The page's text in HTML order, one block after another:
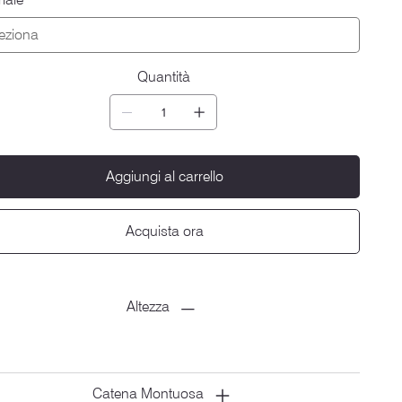
Quantità
Aggiungi al carrello
Acquista ora
Altezza
Catena Montuosa